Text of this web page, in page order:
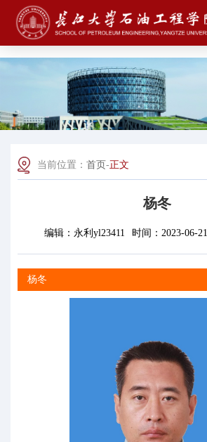
当前位置： 首页-正文
杨冬
编辑： 永利yl23411 时间： 2023-06-21
杨冬